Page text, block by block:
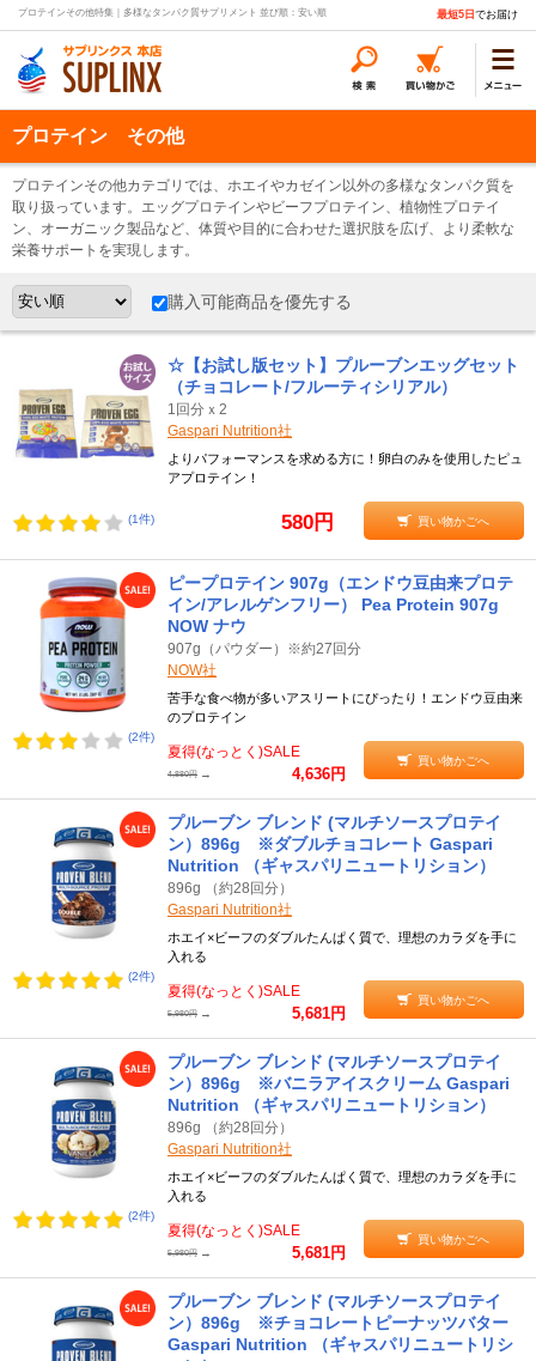
プロテインその他特集｜多様なタンパク質サプリメント 並び順：安い順 最短5日 でお届け
プロテイン その他
プロテインその他カテゴリでは、ホエイやカゼイン以外の多様なタンパク質を
取り扱っています。エッグプロテインやビーフプロテイン、植物性プロテイ
ン、オーガニック製品など、体質や目的に合わせた選択肢を広げ、より柔軟な
栄養サポートを実現します。
購入可能商品を優先する
(1件)
☆【お試し版セット】プルーブンエッグセット
（チョコレート/フルーティシリアル）
1回分ｘ2
Gaspari Nutrition社
よりパフォーマンスを求める方に！卵白のみを使用したピュ
アプロテイン！
580円 買い物かごへ
(2件)
ピープロテイン 907g（エンドウ豆由来プロテ
イン/アレルゲンフリー） Pea Protein 907g
NOW ナウ
907g（パウダー）※約27回分
NOW社
苦手な食べ物が多いアスリートにぴったり！エンドウ豆由来
のプロテイン
夏得(なっとく)SALE
4,880円 → 4,636円
買い物かごへ
(2件)
プルーブン ブレンド (マルチソースプロテイ
ン）896g ※ダブルチョコレート Gaspari
Nutrition （ギャスパリニュートリション）
896g （約28回分）
Gaspari Nutrition社
ホエイ×ビーフのダブルたんぱく質で、理想のカラダを手に
入れる
夏得(なっとく)SALE
5,980円 → 5,681円
買い物かごへ
(2件)
プルーブン ブレンド (マルチソースプロテイ
ン）896g ※バニラアイスクリーム Gaspari
Nutrition （ギャスパリニュートリション）
896g （約28回分）
Gaspari Nutrition社
ホエイ×ビーフのダブルたんぱく質で、理想のカラダを手に
入れる
夏得(なっとく)SALE
5,980円 → 5,681円
買い物かごへ
プルーブン ブレンド (マルチソースプロテイ
ン）896g ※チョコレートピーナッツバター
Gaspari Nutrition （ギャスパリニュートリシ